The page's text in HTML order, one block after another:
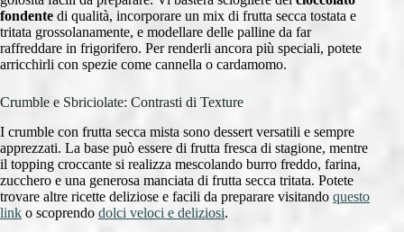
fondente di qualità, incorporare un mix di frutta secca tostata e
tritata grossolanamente, e modellare delle palline da far
raffreddare in frigorifero. Per renderli ancora più speciali, potete
arricchirli con spezie come cannella o cardamomo.
Crumble e Sbriciolate: Contrasti di Texture
I crumble con frutta secca mista sono dessert versatili e sempre
apprezzati. La base può essere di frutta fresca di stagione, mentre
il topping croccante si realizza mescolando burro freddo, farina,
zucchero e una generosa manciata di frutta secca tritata. Potete
trovare altre ricette deliziose e facili da preparare visitando questo
link o scoprendo dolci veloci e deliziosi.